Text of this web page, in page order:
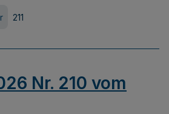
211
Nr. 210 vom